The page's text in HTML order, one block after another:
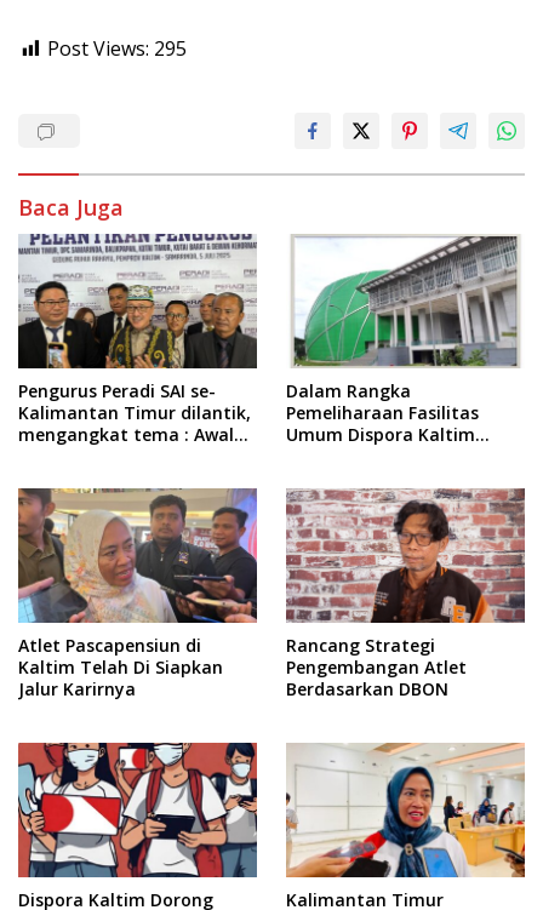
Post Views: 295
Baca Juga
Pengurus Peradi SAI se-
Kalimantan Timur dilantik,
mengangkat tema : Awal
Dalam Rangka
Pemeliharaan Fasilitas
Umum Dispora Kaltim
Atlet Pascapensiun di
Kaltim Telah Di Siapkan
Jalur Karirnya
Rancang Strategi
Pengembangan Atlet
Berdasarkan DBON
Dispora Kaltim Dorong
Kalimantan Timur